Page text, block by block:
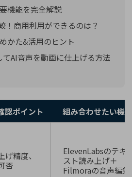
機能を完全解説
！商用利用ができるのは？
かた&活用のヒント
AI音声を動画に仕上げる方法
認ポイント
組み合わせたい機能
精度、
否
ElevenLabsのテキ
スト読み上げ＋
Filmoraの音声編集